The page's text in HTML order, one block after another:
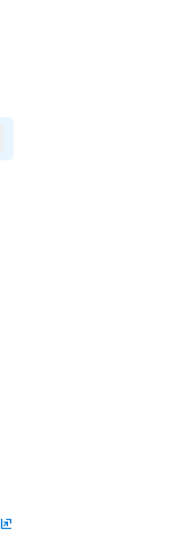
ungroup